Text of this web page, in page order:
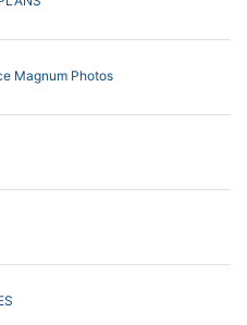
Magnum Photos